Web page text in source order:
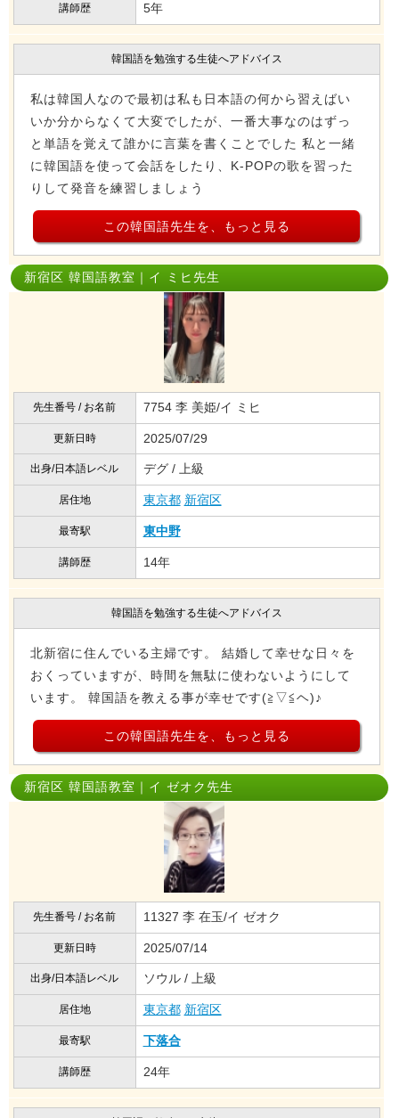
講師歴 5年
韓国語を勉強する生徒へアドバイス
私は韓国人なので最初は私も日本語の何から習えばい
いか分からなくて大変でしたが、一番大事なのはずっ
と単語を覚えて誰かに言葉を書くことでした 私と一緒
に韓国語を使って会話をしたり、K-POPの歌を習った
りして発音を練習しましょう
この韓国語先生を、もっと見る
新宿区 韓国語教室｜イ ミヒ先生
先生番号 / お名前 7754 李 美姫/イ ミヒ
更新日時 2025/07/29
出身/日本語レベル デグ / 上級
居住地 東京都 新宿区
最寄駅 東中野
講師歴 14年
韓国語を勉強する生徒へアドバイス
北新宿に住んでいる主婦です。 結婚して幸せな日々を
おくっていますが、時間を無駄に使わないようにして
います。 韓国語を教える事が幸せです(≧▽≦ヘ)♪
この韓国語先生を、もっと見る
新宿区 韓国語教室｜イ ゼオク先生
先生番号 / お名前 11327 李 在玉/イ ゼオク
更新日時 2025/07/14
出身/日本語レベル ソウル / 上級
居住地 東京都 新宿区
最寄駅 下落合
講師歴 24年